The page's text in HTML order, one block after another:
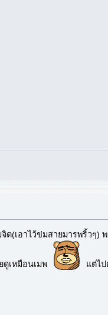
(เอาไว้ข่มสายมารพริ้วๆ)
ดูเหมือนเมพ แต่ไป